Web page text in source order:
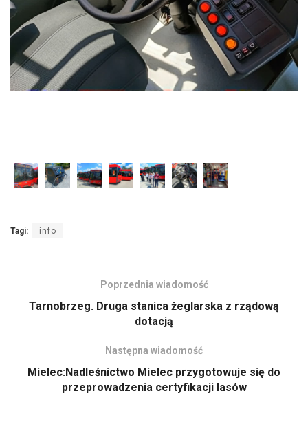
Tagi: info
Poprzednia wiadomość
Tarnobrzeg. Druga stanica żeglarska z rządową
dotacją
Następna wiadomość
Mielec:Nadleśnictwo Mielec przygotowuje się do
przeprowadzenia certyfikacji lasów